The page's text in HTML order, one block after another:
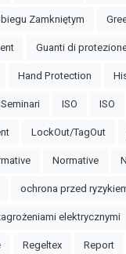
Zamkniętym
Guanti di
Hand Protection
ISO
ISO
LockOut/TagOut
Normative
ochrona przed
elektrycznymi
Regeltex Report